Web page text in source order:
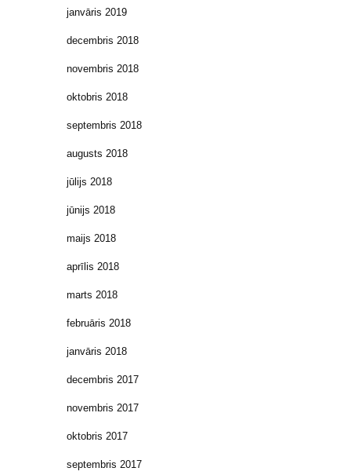
janvāris 2019
decembris 2018
novembris 2018
oktobris 2018
septembris 2018
augusts 2018
jūlijs 2018
jūnijs 2018
maijs 2018
aprīlis 2018
marts 2018
februāris 2018
janvāris 2018
decembris 2017
novembris 2017
oktobris 2017
septembris 2017